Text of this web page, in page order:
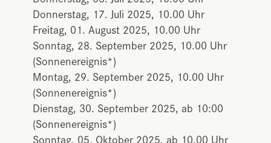
Donnerstag, 17. Juli 2025, 10.00 Uhr
Freitag, 01. August 2025, 10.00 Uhr
Sonntag, 28. September 2025, 10.00 Uhr
(Sonnenereignis*)
Montag, 29. September 2025, 10.00 Uhr
(Sonnenereignis*)
Dienstag, 30. September 2025, ab 10:00
(Sonnenereignis*)
Sonntag, 05. Oktober 2025, ab 10.00 Uhr